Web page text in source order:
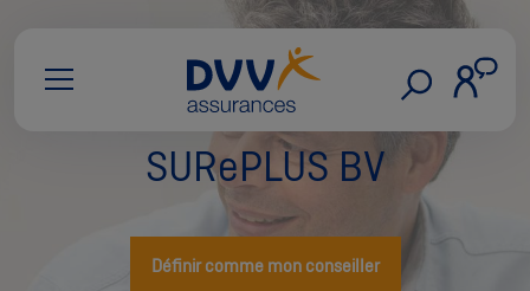
SURePLUS BV
Définir comme mon conseiller